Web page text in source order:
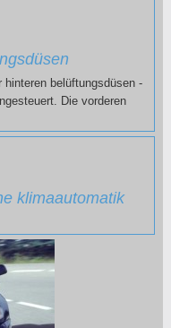
belüftungsdüsen -
Die vorderen
klimaautomatik